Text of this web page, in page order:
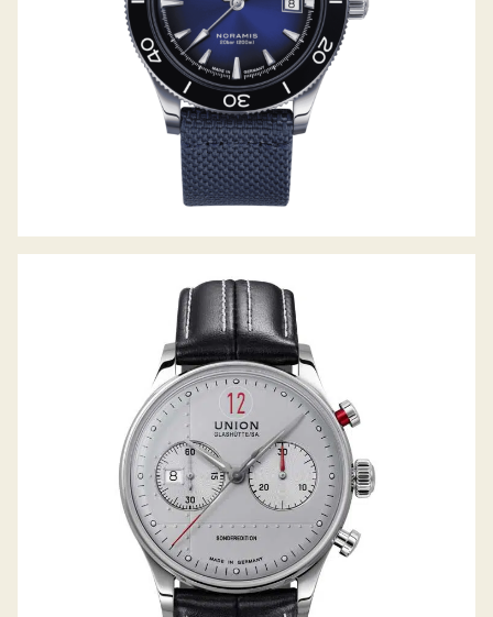
NORAMIS CHRONOGRAPH
SONDEREDITION PAUL PIETSCH